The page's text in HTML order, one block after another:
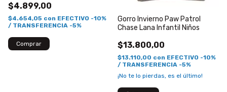
$4.899,00
$4.654,05 con EFECTIVO -10%
/ TRANSFERENCIA -5%
Gorro Invierno Paw Patrol
Chase Lana Infantil Niños
$13.800,00
$13.110,00 con EFECTIVO -10%
/ TRANSFERENCIA -5%
¡No te lo pierdas, es el último!